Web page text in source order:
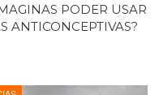
PODER USAR
ANTICONCEPTIVAS?